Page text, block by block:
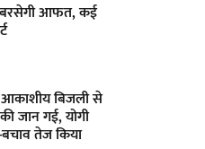
बरसेगी आफत, कई
बिजली से
जान गई, योगी
तेज किया